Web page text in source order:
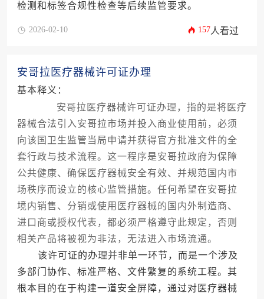
检测和标签合规性检查等后续监管要求。
2026-02-10 157人看过
安哥拉医疗器械许可证办理
基本释义：
安哥拉医疗器械许可证办理，指的是将医疗
器械合法引入安哥拉市场并投入商业使用前，必须
向该国卫生监管当局申请并获得官方批准文件的全
套行政与技术流程。这一程序是安哥拉政府为保障
公共健康、确保医疗器械安全有效、并规范国内市
场秩序而设立的核心监管措施。任何希望在安哥拉
境内销售、分销或使用医疗器械的国内外制造商、
进口商或授权代表，都必须严格遵守此规定，否则
相关产品将被视为非法，无法进入市场流通。
该许可证的办理并非单一环节，而是一个涉及
多部门协作、标准严格、文件繁复的系统工程。其
根本目的在于构建一道安全屏障，通过对医疗器械